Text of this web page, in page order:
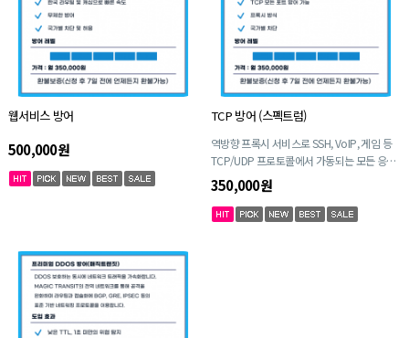
웹서비스 방어
500,000원
TCP 방어 (스펙트럼)
역방향 프록시 서비스로 SSH, VoIP, 게임 등
TCP/UDP 프로토콜에서 가동되는 모든 응용
프로그램에 DDoS보호를 제공합니다.
Spectrum에는 L4 트래픽에 대한 부하 분산
과 트래픽 가속화가 기본 제공됩니다.
350,000원